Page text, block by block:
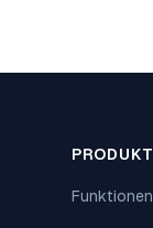
PRODUKT
Funktionen